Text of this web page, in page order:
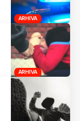
ARHIVA
ARHIVA